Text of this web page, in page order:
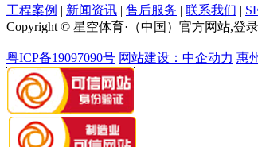
工程案例 | 新闻资讯 | 售后服务 | 联系我们 |
Copyright © 星空体育·（中国）官方网站,登
粤ICP备19097090号 网站建设：中企动力 惠